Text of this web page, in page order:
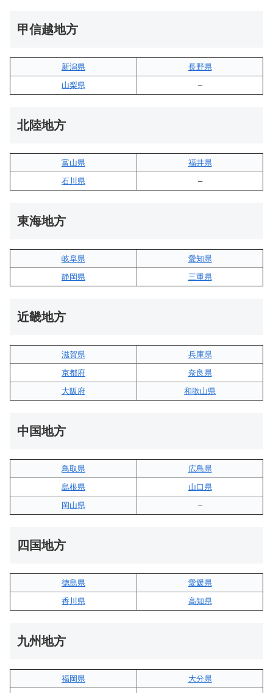
甲信越地方
新潟県
長野県
山梨県
–
北陸地方
富山県
福井県
石川県
–
東海地方
岐阜県
愛知県
静岡県
三重県
近畿地方
滋賀県
兵庫県
京都府
奈良県
大阪府
和歌山県
中国地方
鳥取県
広島県
島根県
山口県
岡山県
–
四国地方
徳島県
愛媛県
香川県
高知県
九州地方
福岡県
大分県